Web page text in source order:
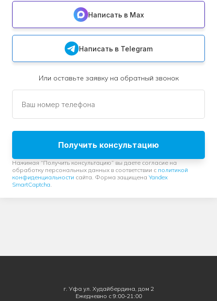
Написать в Max
Написать в Telegram
Или оставьте заявку на обратный звонок
Ваш номер телефона
Получить консультацию
Нажимая “Получить консультацию” вы даете согласие на
обработку персональных данных в соответствии с политикой
конфиденциальности сайта. Форма защищена Yandex
SmartCaptcha.
г. Уфа ул. Худайбердина, дом 2
Ежедневно с 9:00-21:00